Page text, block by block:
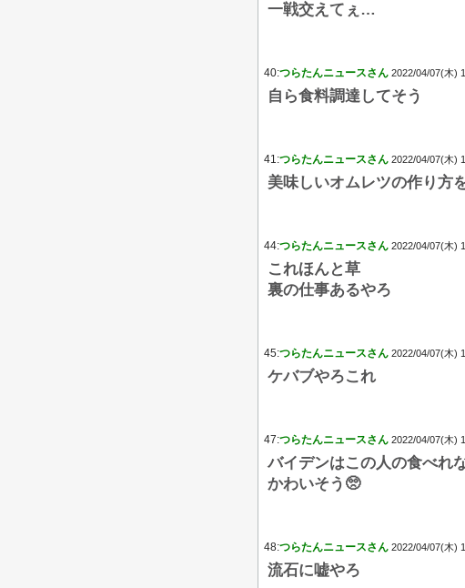
一戦交えてぇ…
40:つらたんニュースさん 2022/04/07(木)
自ら食料調達してそう
41:つらたんニュースさん 2022/04/07(木)
美味しいオムレツの作り方
44:つらたんニュースさん 2022/04/07(木)
これほんと草
裏の仕事あるやろ
45:つらたんニュースさん 2022/04/07(木)
ケバブやろこれ
47:つらたんニュースさん 2022/04/07(木)
バイデンはこの人の食べれ
かわいそう🥺
48:つらたんニュースさん 2022/04/07(木)
流石に嘘やろ